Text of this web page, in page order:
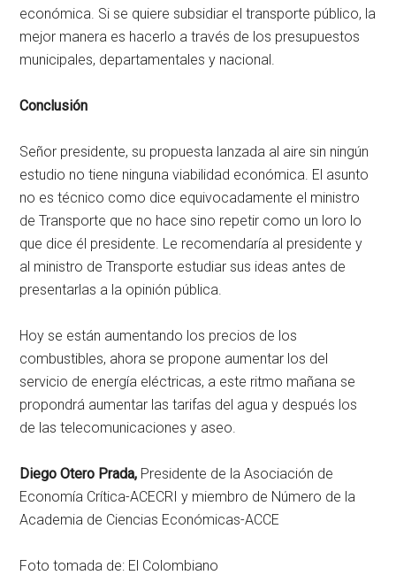
económica. Si se quiere subsidiar el transporte público, la
mejor manera es hacerlo a través de los presupuestos
municipales, departamentales y nacional.
Conclusión
Señor presidente, su propuesta lanzada al aire sin ningún
estudio no tiene ninguna viabilidad económica. El asunto
no es técnico como dice equivocadamente el ministro
de Transporte que no hace sino repetir como un loro lo
que dice él presidente. Le recomendaría al presidente y
al ministro de Transporte estudiar sus ideas antes de
presentarlas a la opinión pública.
Hoy se están aumentando los precios de los
combustibles, ahora se propone aumentar los del
servicio de energía eléctricas, a este ritmo mañana se
propondrá aumentar las tarifas del agua y después los
de las telecomunicaciones y aseo.
Diego Otero Prada, Presidente de la Asociación de
Economía Crítica-ACECRI y miembro de Número de la
Academia de Ciencias Económicas-ACCE
Foto tomada de: El Colombiano